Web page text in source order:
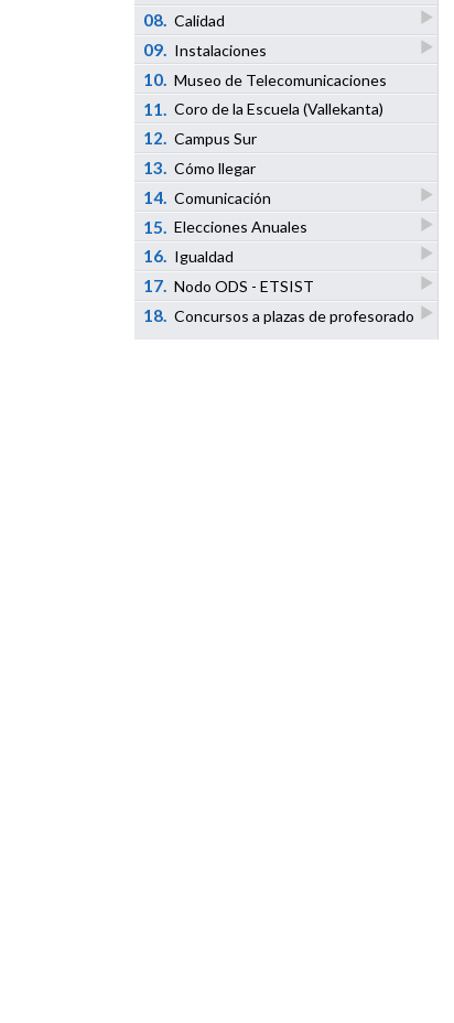
08. Calidad
09. Instalaciones
10. Museo de Telecomunicaciones
11. Coro de la Escuela (Vallekanta)
12. Campus Sur
13. Cómo llegar
14. Comunicación
15. Elecciones Anuales
16. Igualdad
17. Nodo ODS - ETSIST
18. Concursos a plazas de profesorado